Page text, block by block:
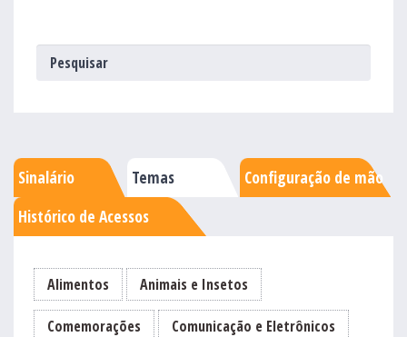
Sinalário Temas
Configuração de mão
Histórico de Acessos
Alimentos Animais e Insetos
Comemorações Comunicação e Eletrônicos